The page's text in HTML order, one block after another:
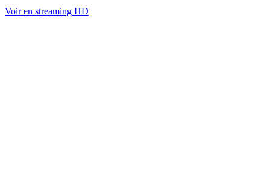
Voir en streaming HD